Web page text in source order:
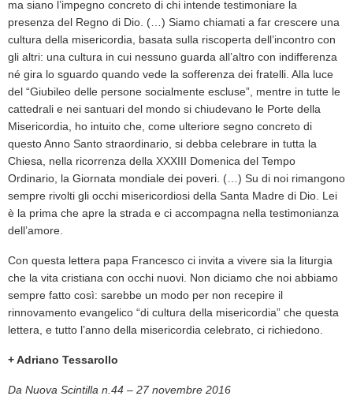
ma siano l’impegno concreto di chi intende testimoniare la
presenza del Regno di Dio. (…) Siamo chiamati a far crescere una
cultura della misericordia, basata sulla riscoperta dell’incontro con
gli altri: una cultura in cui nessuno guarda all’altro con indifferenza
né gira lo sguardo quando vede la sofferenza dei fratelli. Alla luce
del “Giubileo delle persone socialmente escluse”, mentre in tutte le
cattedrali e nei santuari del mondo si chiudevano le Porte della
Misericordia, ho intuito che, come ulteriore segno concreto di
questo Anno Santo straordinario, si debba celebrare in tutta la
Chiesa, nella ricorrenza della XXXIII Domenica del Tempo
Ordinario, la Giornata mondiale dei poveri. (…) Su di noi rimangono
sempre rivolti gli occhi misericordiosi della Santa Madre di Dio. Lei
è la prima che apre la strada e ci accompagna nella testimonianza
dell’amore.
Con questa lettera papa Francesco ci invita a vivere sia la liturgia
che la vita cristiana con occhi nuovi. Non diciamo che noi abbiamo
sempre fatto così: sarebbe un modo per non recepire il
rinnovamento evangelico “di cultura della misericordia” che questa
lettera, e tutto l’anno della misericordia celebrato, ci richiedono.
+ Adriano Tessarollo
Da Nuova Scintilla n.44 – 27 novembre 2016